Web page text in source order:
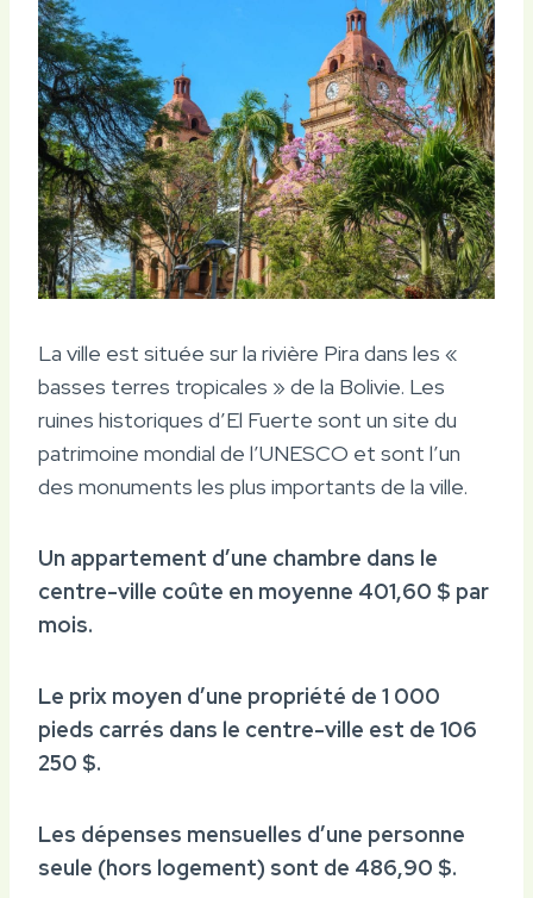
La ville est située sur la rivière Pira dans les «
basses terres tropicales » de la Bolivie. Les
ruines historiques d’El Fuerte sont un site du
patrimoine mondial de l’UNESCO et sont l’un
des monuments les plus importants de la ville.
Un appartement d’une chambre dans le
centre-ville coûte en moyenne 401,60 $ par
mois.
Le prix moyen d’une propriété de 1 000
pieds carrés dans le centre-ville est de 106
250 $.
Les dépenses mensuelles d’une personne
seule (hors logement) sont de 486,90 $.